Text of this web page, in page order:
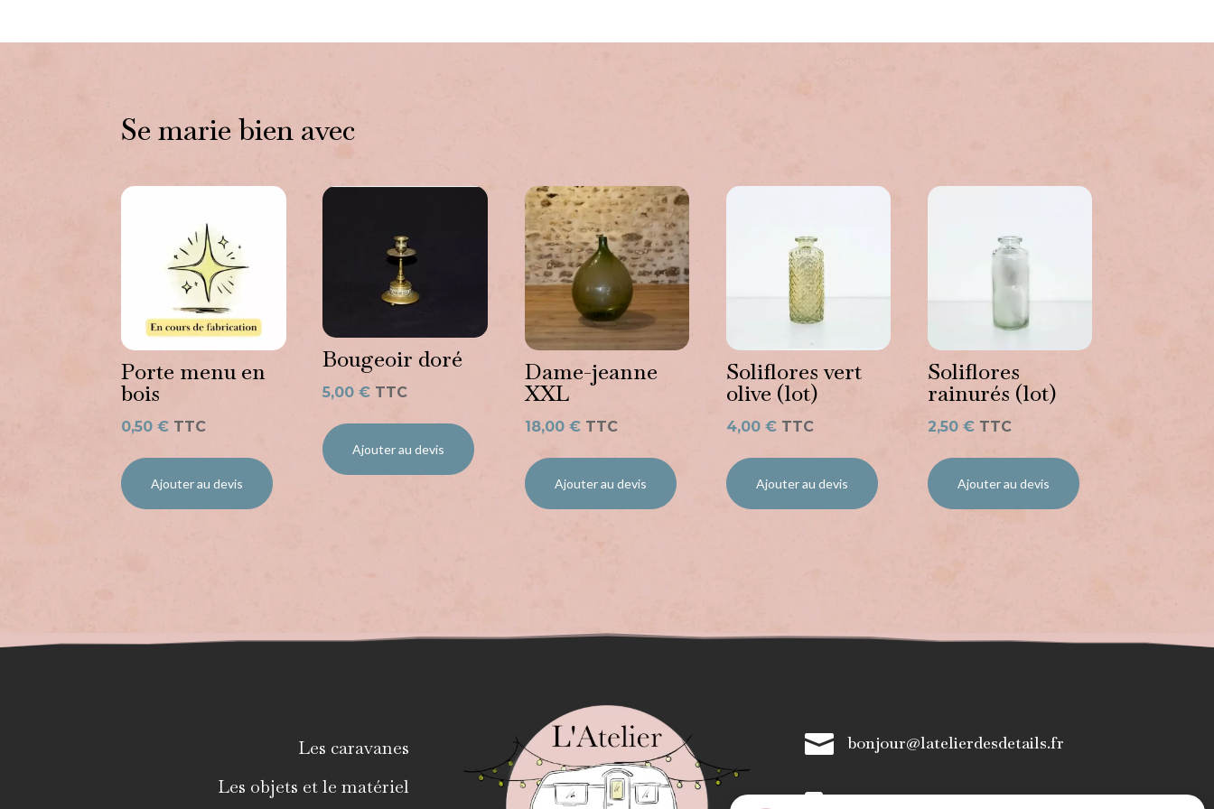
Se marie bien avec
Porte menu en
bois
0,50€ TTC
Ajouter au devis
Bougeoir doré
5,00€ TTC
Ajouter au devis
Dame-jeanne
XXL
18,00 € TTC
Ajouter au devis
Soliflores vert
olive (lot)
4,00 € TTC
Ajouter au devis
Soliflores
rainurés (lot)
2,50 € TTC
Ajouter au devis
Les caravanes
Les objets et le matériel
 bonjour@latelierdesdetails.fr